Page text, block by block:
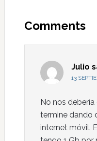
Comments
Julio
13
No nos
termine dando
internet móvil.